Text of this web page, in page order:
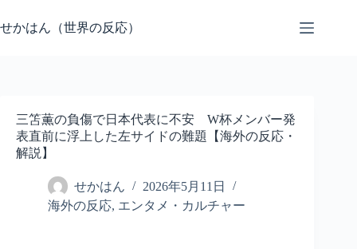
ン
せかはん（世界の反応）
三笘薫の負傷で日本代表に不安 W杯メンバー発
表直前に浮上した左サイドの難題【海外の反応・
解説】
せかはん
2026年5月11日
海外の反応, エンタメ・カルチャー